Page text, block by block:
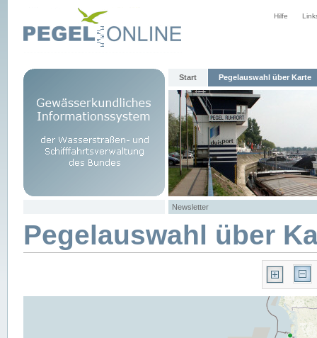
Hilfe
Start Pegelauswahl über Karte
Newsletter
Pegelauswahl über